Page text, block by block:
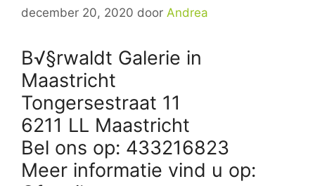
december 20, 2020 door Andrea
B√§rwaldt Galerie in
Maastricht
Tongersestraat 11
6211 LL Maastricht
Bel ons op: 433216823
Meer informatie vind u op: